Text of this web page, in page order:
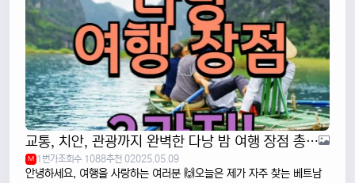
교통, 치안, 관광까지 완벽한 다낭 밤 여행 장점 총정리
M 1번가조회수 1088추천 02025.05.09
안녕하세요, 여행을 사랑하는 여러분 🙌오늘은 제가 자주 찾는 베트남